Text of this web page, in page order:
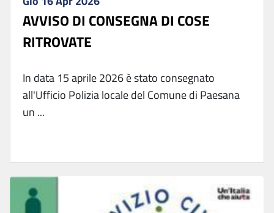
AVVISO DI CONSEGNA DI COSE
RITROVATE
In data 15 aprile 2026 è stato consegnato
all'Ufficio Polizia locale del Comune di Paesana
un ...